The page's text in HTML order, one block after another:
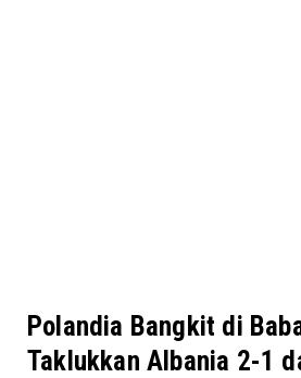
Polandia Bangkit di
Taklukkan Albania 2-1